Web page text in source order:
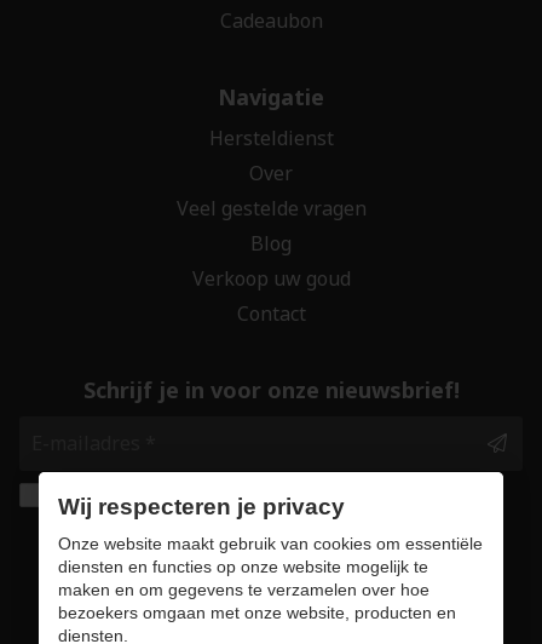
Cadeaubon
Navigatie
Hersteldienst
Over
Veel gestelde vragen
Blog
Verkoop uw goud
Contact
Schrijf je in voor onze nieuwsbrief!
Ik geef de toestemming om mijn gegevens te
bewaren en verwerken zoals aangegeven in
onzeprivacy statement. *
Wij respecteren je privacy
Onze website maakt gebruik van cookies om essentiële
diensten en functies op onze website mogelijk te
maken en om gegevens te verzamelen over hoe
bezoekers omgaan met onze website, producten en
diensten.